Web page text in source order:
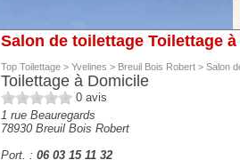
Salon de toilettage Toilettage
Top Toilettage> Yvelines > Breuil Bois Robert> Salon
Toilettage à Domicile
0avis
1 rue Beauregards
78930 Breuil Bois Robert
Port. : 06 03 15 11 32